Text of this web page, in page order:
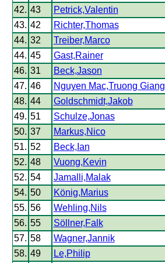
42. 43 Petrick,Valentin
43. 42 Richter,Thomas
44. 32 Treiber,Marco
44. 45 Gast,Rainer
46. 31 Beck,Jason
47. 46 Nguyen Mac,Truong Giang
48. 44 Goldschmidt,Jakob
49. 51 Schulze,Jonas
50. 37 Markus,Nico
51. 52 Beck,Ian
52. 48 Vuong,Kevin
52. 54 Jamalli,Malak
54. 50 König,Marius
55. 56 Wehling,Nils
56. 55 Söllner,Falk
57. 58 Wagner,Jannik
58. 49 Le,Philip